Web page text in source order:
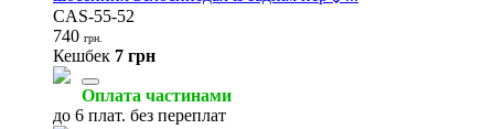
CAS-55-52
740 грн.
Кешбек 7 грн
Оплата частинами
до 6 плат. без переплат